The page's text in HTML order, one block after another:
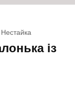
Нестайка
iз